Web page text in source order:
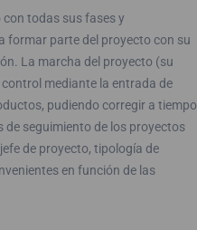
todas sus fases y
formar parte del proyecto con su
La marcha del proyecto (su
mediante la entrada de
pudiendo corregir a tiempo
de seguimiento de los proyectos
de proyecto, tipología de
en función de las